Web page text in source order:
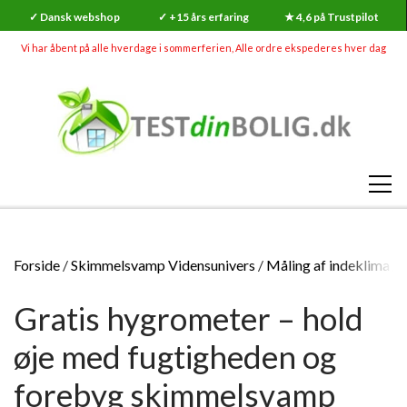
✓ Dansk webshop ✓ +15 års erfaring ★ 4,6 på Trustpilot
Vi har åbent på alle hverdage i sommerferien, Alle ordre ekspederes hver dag
SHOP
RADONMÅLINGER
RADONMÅLING - KORTTID (7-14 DAGE)
SKIMMELSVAMP
GØR-DET-SELV SKIMMELSVAMP TESTS
SKADEDYR (MEGA UDSALG)
RADON
HVAD ER RADON?
Forside Skimmelsvamp Vidensunivers Måling af indeklima
Gratis hygrometer – hold
øje med fugtigheden og
forebyg skimmelsvamp